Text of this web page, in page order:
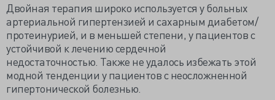
Двойная терапия широко используется у больных
артериальной гипертензией и сахарным диабетом/
протеинурией, и в меньшей степени, у пациентов с
устойчивой к лечению сердечной
недостаточностью. Также не удалось избежать этой
модной тенденции у пациентов с неосложненной
гипертонической болезнью.